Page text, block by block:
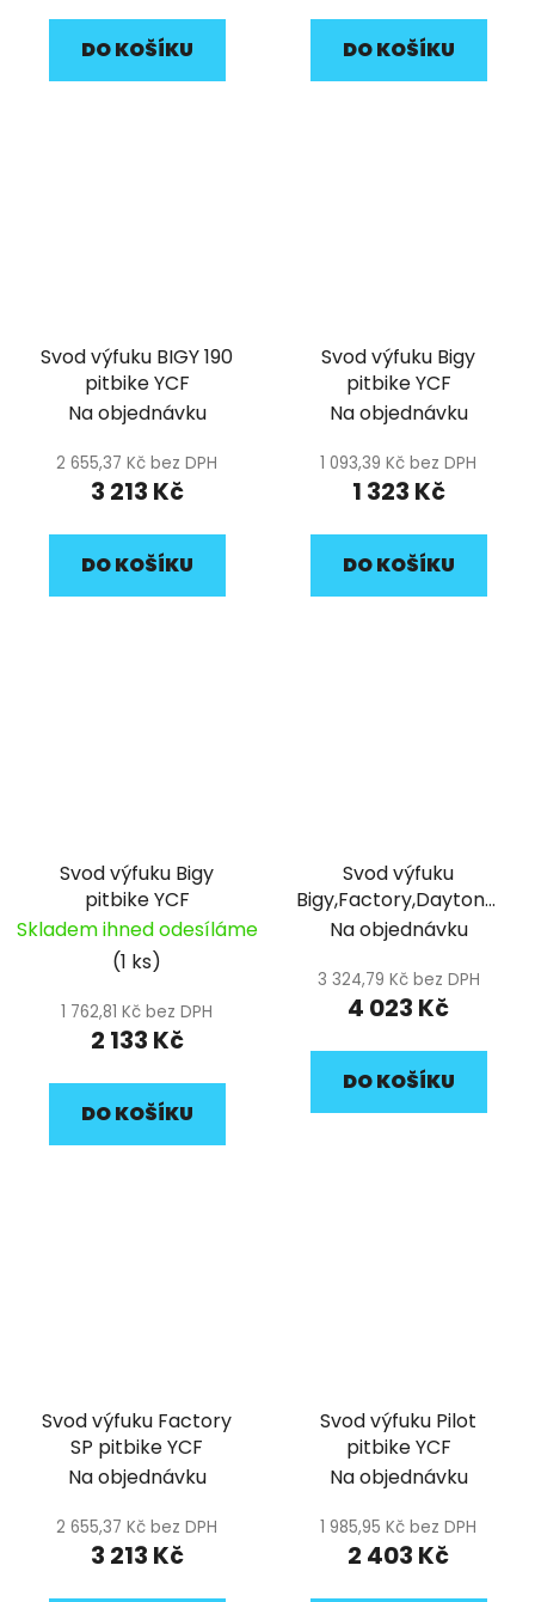
DO KOŠÍKU DO KOŠÍKU
Svod výfuku BIGY 190
pitbike YCF
Na objednávku
2 655,37 Kč bez DPH
3 213 Kč
DO KOŠÍKU
Svod výfuku Bigy
pitbike YCF
Na objednávku
1 093,39 Kč bez DPH
1 323 Kč
DO KOŠÍKU
Svod výfuku Bigy
pitbike YCF
Skladem ihned odesíláme
(1 ks)
1 762,81 Kč bez DPH
2 133 Kč
DO KOŠÍKU
Svod výfuku
Bigy,Factory,Daytona,
190 pitbike YCF
Na objednávku
3 324,79 Kč bez DPH
4 023 Kč
DO KOŠÍKU
Svod výfuku Factory
SP pitbike YCF
Na objednávku
2 655,37 Kč bez DPH
3 213 Kč
Svod výfuku Pilot
pitbike YCF
Na objednávku
1 985,95 Kč bez DPH
2 403 Kč